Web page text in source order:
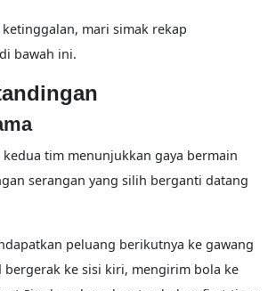
mari simak rekap
bawah ini.
tim menunjukkan gaya bermain
serangan yang silih berganti datang
peluang berikutnya ke gawang
bergerak ke sisi kiri, mengirim bola ke